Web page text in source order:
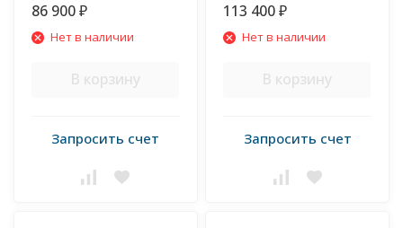
86 900 ₽
Нет в наличии
В корзину
Запросить счет
113 400 ₽
Нет в наличии
В корзину
Запросить счет